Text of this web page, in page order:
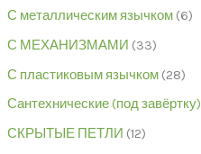
С металлическим язычком 6
С МЕХАНИЗМАМИ 33
С пластиковым язычком 28
Сантехнические (под завёртку)
СКРЫТЫЕ ПЕТЛИ 12